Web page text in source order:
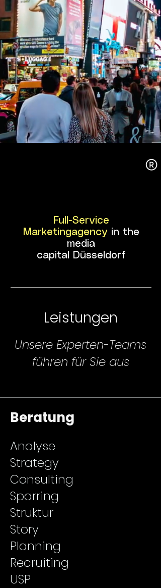
LEMON BRAND
LEMON BRAND
Full-Service
Marketingagency in the
media
capital Düsseldorf
Leistungen
Unsere Experten-Teams
führen für Sie aus
Beratung
Analyse
Strategy
Consulting
Sparring
Struktur
Story
Planning
Recruiting
USP